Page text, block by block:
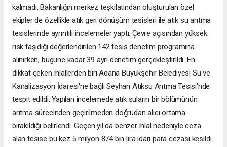
kalmadı. Bakanlığın merkez teşkilatından oluşturulan özel
ekipler de özellikle atık geri dönüşüm tesisleri ile atık su arıtma
tesislerinde ayrıntılı incelemeler yaptı. Çevre açısından yüksek
risk taşıdığı değerlendirilen 142 tesis denetim programına
alınırken, bugüne kadar 39 ayrı denetim gerçekleştirildi. En
dikkat çeken ihlallerden biri Adana Büyükşehir Belediyesi Su ve
Kanalizasyon İdaresi'ne bağlı Seyhan Atıksu Arıtma Tesisi'nde
tespit edildi. Yapılan incelemede atık suların bir bölümünün
arıtma sürecinden geçirilmeden doğrudan alıcı ortama
bırakıldığı belirlendi. Geçen yıl da benzer ihlal nedeniyle ceza
alan tesise bu kez 5 milyon 874 bin lira idari para cezası kesildi.